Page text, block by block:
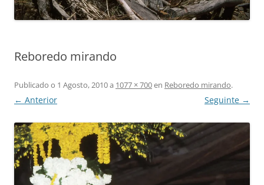
Reboredo mirando
Publicado o 1 Agosto, 2010a 1077 × 700en Reboredo mirando.
← Anterior Seguinte →